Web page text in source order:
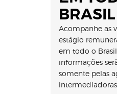
BRASIL
Acompanhe as
estágio
em todo o
informações
somente pelas
intermediadoras